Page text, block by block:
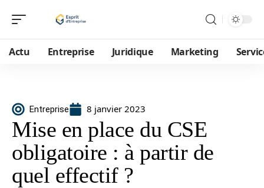
Actu Entreprise Juridique Marketing
Entreprise 8 janvier 2023
Mise en place du CSE
obligatoire : à partir de
quel effectif ?